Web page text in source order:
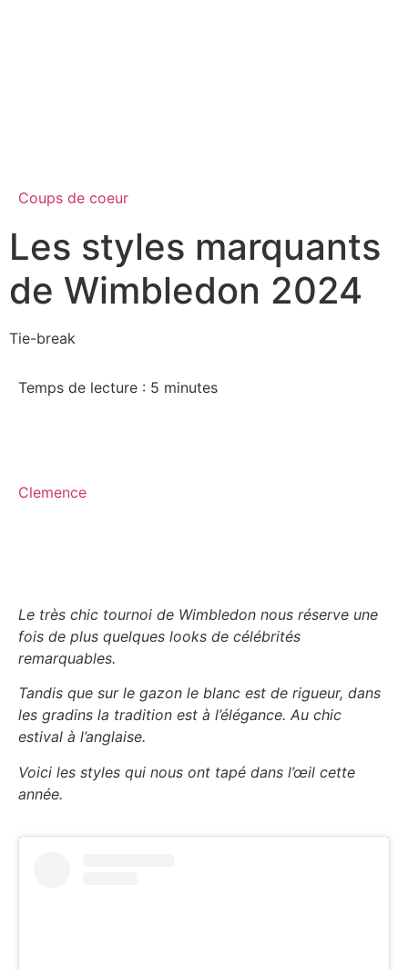
Coups de coeur
Les styles marquants
de Wimbledon 2024
Tie-break
Clemence
Temps de lecture : 5 minutes
Le très chic tournoi de Wimbledon nous réserve une
fois de plus quelques looks de célébrités
remarquables.
Tandis que sur le gazon le blanc est de rigueur, dans
les gradins la tradition est à l’élégance. Au chic
estival à l’anglaise.
Voici les styles qui nous ont tapé dans l’œil cette
année.